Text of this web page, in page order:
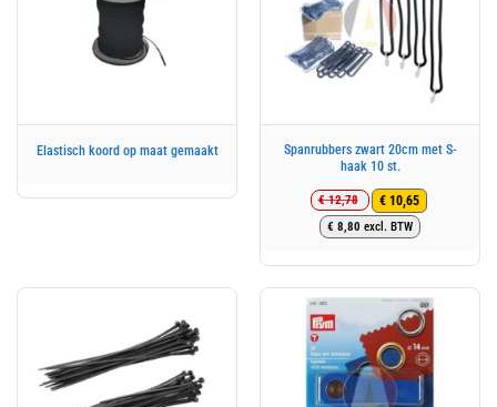
Elastisch koord op maat gemaakt
Spanrubbers zwart 20cm met S-
haak 10 st.
€12,78
Oorspronkelijke
prijs
€ 12,78.
€ 10,65
Huidige
prijs
€ 10,65.
€ 8,80 excl. BTW